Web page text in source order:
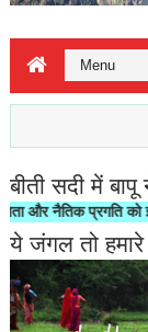
बीती सदी में
प्रगति को इस
ये जंगल तो हमारे